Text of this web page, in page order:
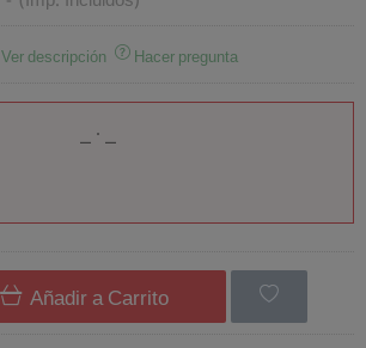
Ver descripción Hacer pregunta
Añadir a Carrito